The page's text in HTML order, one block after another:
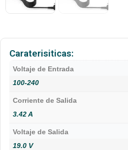
Caraterisiticas:
Voltaje de Entrada
100-240
Corriente de Salida
3.42 A
Voltaje de Salida
19.0 V